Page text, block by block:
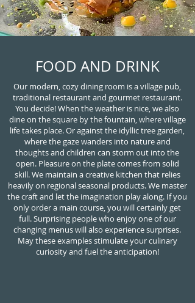
FOOD AND DRINK
Our modern, cozy dining room is a village pub,
traditional restaurant and gourmet restaurant.
You decide! When the weather is nice, we also
dine on the square by the fountain, where village
life takes place. Or against the idyllic tree garden,
where the gaze wanders into nature and
thoughts and children can storm out into the
open. Pleasure on the plate comes from solid
skill. We maintain a creative kitchen that relies
heavily on regional seasonal products. We master
the craft and let the imagination play along. If you
only order a main course, you will certainly get
full. Surprising people who enjoy one of our
changing menus will also experience surprises.
May these examples stimulate your culinary
curiosity and fuel the anticipation!